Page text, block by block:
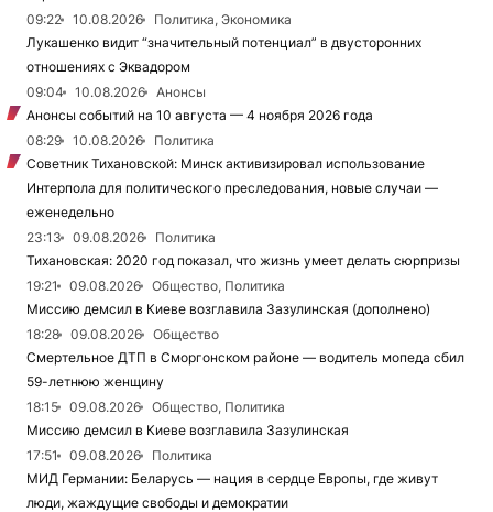
09:22
10.08.2026
Политика, Экономика
Лукашенко видит “значительный потенциал” в двусторонних
отношениях с Эквадором
09:04
10.08.2026
Анонсы
Анонсы событий на 10 августа — 4 ноября 2026 года
08:29
10.08.2026
Политика
Советник Тихановской: Минск активизировал использование
Интерпола для политического преследования, новые случаи —
еженедельно
23:13
09.08.2026
Политика
Тихановская: 2020 год показал, что жизнь умеет делать сюрпризы
19:21
09.08.2026
Общество, Политика
Миссию демсил в Киеве возглавила Зазулинская (дополнено)
18:28
09.08.2026
Общество
Смертельное ДТП в Сморгонском районе — водитель мопеда сбил
59-летнюю женщину
18:15
09.08.2026
Общество, Политика
Миссию демсил в Киеве возглавила Зазулинская
17:51
09.08.2026
Политика
МИД Германии: Беларусь — нация в сердце Европы, где живут
люди, жаждущие свободы и демократии